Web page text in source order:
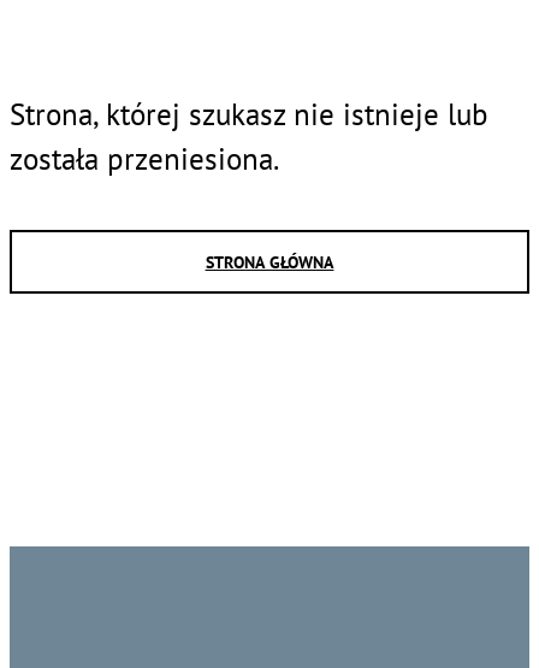
Strona, której szukasz nie istnieje lub
została przeniesiona.
STRONA GŁÓWNA